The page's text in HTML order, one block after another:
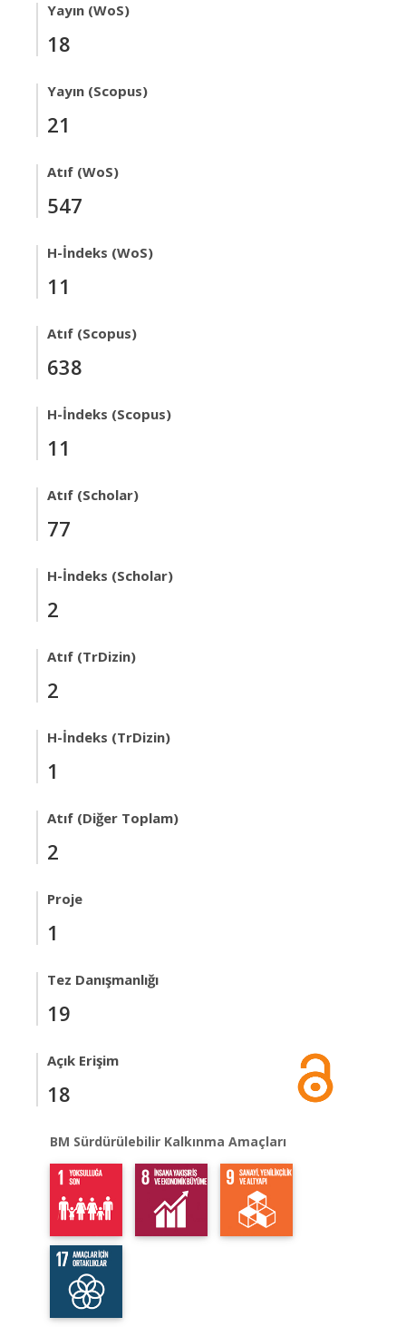
Yayın (WoS)
18
Yayın (Scopus)
21
Atıf (WoS)
547
H-İndeks (WoS)
11
Atıf (Scopus)
638
H-İndeks (Scopus)
11
Atıf (Scholar)
77
H-İndeks (Scholar)
2
Atıf (TrDizin)
2
H-İndeks (TrDizin)
1
Atıf (Diğer Toplam)
2
Proje
1
Tez Danışmanlığı
19
Açık Erişim
18
BM Sürdürülebilir Kalkınma Amaçları